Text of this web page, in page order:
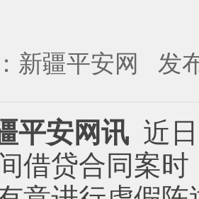
新疆平安网 发
平安网讯 近
借贷合同案